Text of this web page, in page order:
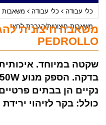
כלי עבודה כלי עבודה
משאבות |
משאבות חיצוניות/הגברת לחץ
משאבה חיצונית
PEDROLLO
נקיים הן בבתים
כולל: בקר לזיהוי